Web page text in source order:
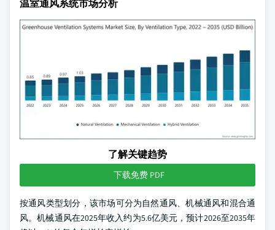
温室通风系统市场分析
了解关键趋势
下载免费 PDF
按通风类型划分，该市场可分为自然通风、机械通风和混合通
风。机械通风在2025年收入约为5.6亿美元，预计2026至2035年